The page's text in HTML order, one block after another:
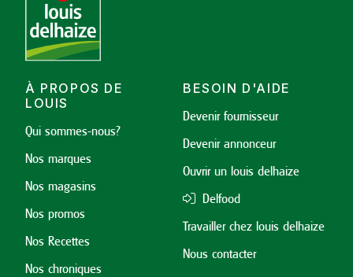
À PROPOS DE
LOUIS
Qui sommes-nous?
Nos marques
Nos magasins
Nos promos
Nos Recettes
Nos chroniques
BESOIN D'AIDE
Devenir fournisseur
Devenir annonceur
Ouvrir un louis delhaize
Delfood
Travailler chez louis delhaize
Nous contacter